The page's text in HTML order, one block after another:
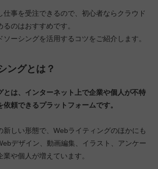
仕事を受注できるので、初心者ならクラウド
のはおすすめです。
ソーシングを活用するコツをご紹介します。
ングとは？
とは、インターネット上で企業や個人が不特
頼できるプラットフォームです。
新しい形態で、Webライティングのほかにも
デザイン、動画編集、イラスト、アンケー
業や個人が増えています。